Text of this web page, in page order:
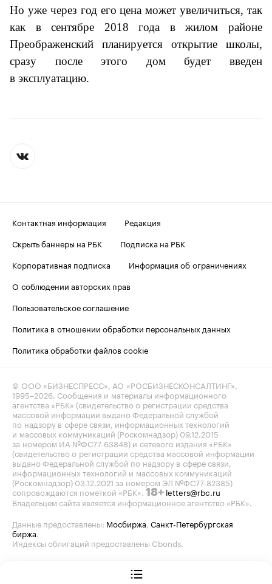
Но уже через год его цена может увеличиться, так
как в сентябре 2018 года в жилом районе
Преображенский планируется открытие школы,
сразу после этого дом будет введен
в эксплуатацию.
Контактная информация
Редакция
Скрыть баннеры на РБК
Подписка на РБК
Корпоративная подписка
Информация об ограничениях
О соблюдении авторских прав
Пользовательское соглашение
Политика в отношении обработки персональных данных
Политика обработки файлов cookie
© ООО «БИЗНЕСПРЕСС», АО «РОСБИЗНЕСКОНСАЛТИНГ»,
1995–2026. Сообщения и материалы информационного
агентства «РБК» (свидетельство о регистрации средства
массовой информации выдано Федеральной службой
по надзору в сфере связи, информационных технологий
и массовых коммуникаций (Роскомнадзор) 09.12.2015
за номером ИА №ФС77-63848) и сетевого издания «РБК»
(свидетельство о регистрации средства массовой информации
выдано Федеральной службой по надзору в сфере связи,
информационных технологий и массовых коммуникаций
(Роскомнадзор) 03.12.2021 за номером ЭЛ №ФС77-82385)
сопровождаются пометкой «РБК». 18+ letters@rbc.ru
Владельцем сайта является информационное агентство «РБК».
Данные предоставлены: Мосбиржа, Санкт-Петербургская
биржа.
Индексы облигаций предоставлены Cbonds.